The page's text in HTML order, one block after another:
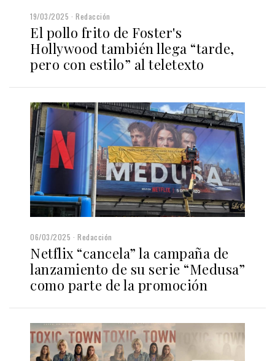
19/03/2025 Redacción
El pollo frito de Foster's
Hollywood también llega “tarde,
pero con estilo” al teletexto
06/03/2025 Redacción
Netflix “cancela” la campaña de
lanzamiento de su serie “Medusa”
como parte de la promoción